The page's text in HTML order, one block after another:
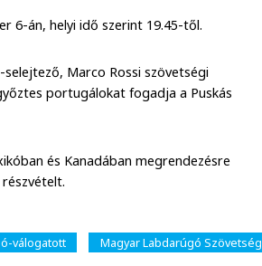
6-án, helyi idő szerint 19.45-től.
Marco Rossi szövetségi
portugálokat fogadja a Puskás
és Kanadában megrendezésre
válogatott Magyar Labdarúgó Szövetség